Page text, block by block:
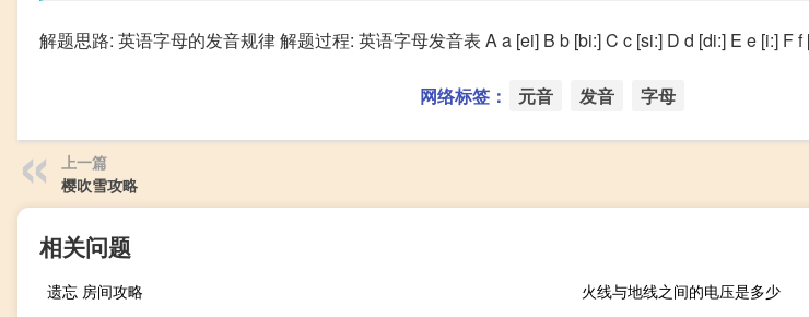
解题思路: 英语字母的发音规律 解题过程: 英语字母发音表 A a [ei] B b [bi:] C c [si:] D d [di:] E e [i:] F f
网络标签： 元音 发音 字母
上一篇
樱吹雪攻略
相关问题
遗忘 房间攻略
火线与地线之间的电压是多少